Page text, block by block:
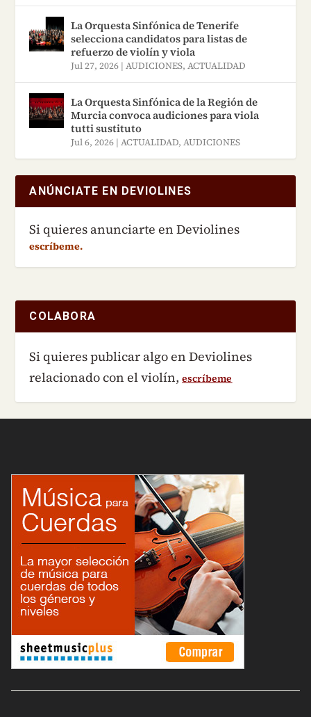
https://7notas.es/
La Orquesta Sinfónica de Tenerife
selecciona candidatos para listas de
refuerzo de violín y viola
Jul 27, 2026 |AUDICIONES,ACTUALIDAD
La Orquesta Sinfónica de la Región de
Murcia convoca audiciones para viola
tutti sustituto
Jul 6, 2026 |ACTUALIDAD,AUDICIONES
ANÚNCIATE EN DEVIOLINES
Si quieres anunciarte en Deviolines
escríbeme.
COLABORA
Si quieres publicar algo en Deviolines
relacionado con el violín,escríbeme